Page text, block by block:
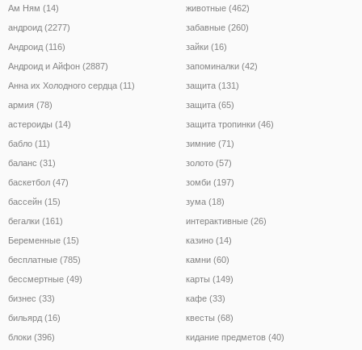
Ам Ням (14)
андроид (2277)
Андроид (116)
Андроид и Айфон (2887)
Анна их Холодного сердца (11)
армия (78)
астероиды (14)
бабло (11)
баланс (31)
баскетбол (47)
бассейн (15)
бегалки (161)
Беременные (15)
бесплатные (785)
бессмертные (49)
бизнес (33)
бильярд (16)
блоки (396)
животные (462)
забавные (260)
зайки (16)
запоминалки (42)
защита (131)
защита (65)
защита тропинки (46)
зимние (71)
золото (57)
зомби (197)
зума (18)
интерактивные (26)
казино (14)
камни (60)
карты (149)
кафе (33)
квесты (68)
кидание предметов (40)